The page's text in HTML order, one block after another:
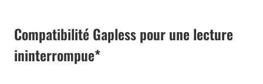
Compatibilité Gapless pour une lecture
ininterrompue*